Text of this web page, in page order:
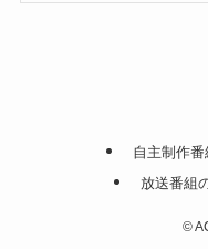
自主制作
放送番組
©